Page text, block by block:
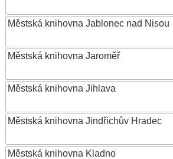
Městská knihovna Jablonec nad Nisou
Městská knihovna Jaroměř
Městská knihovna Jihlava
Městská knihovna Jindřichův Hradec
Městská knihovna Kladno